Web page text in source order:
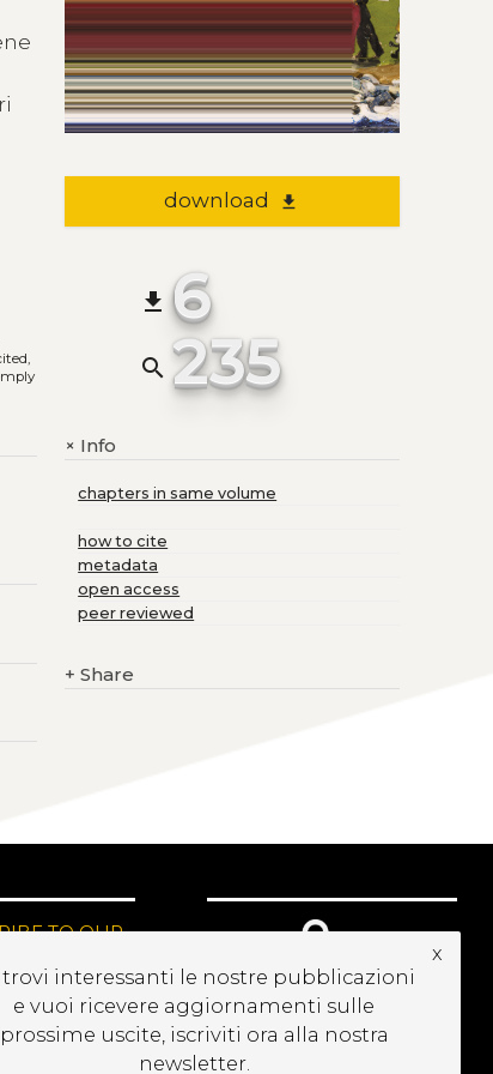
download file_download
file_download 6
search 235
+Info
chapters in same volume
how to cite
metadata
open access
peer reviewed
+ Share
TO OUR
trovi interessanti le nostre pubblicazioni
e vuoi ricevere aggiornamenti sulle
prossime uscite, iscriviti ora alla nostra
newsletter.
x